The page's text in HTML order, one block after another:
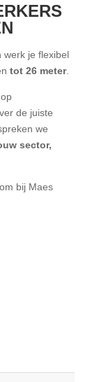
werk je flexibel
tot 26 meter.
de juiste
we
sector,
bij Maes